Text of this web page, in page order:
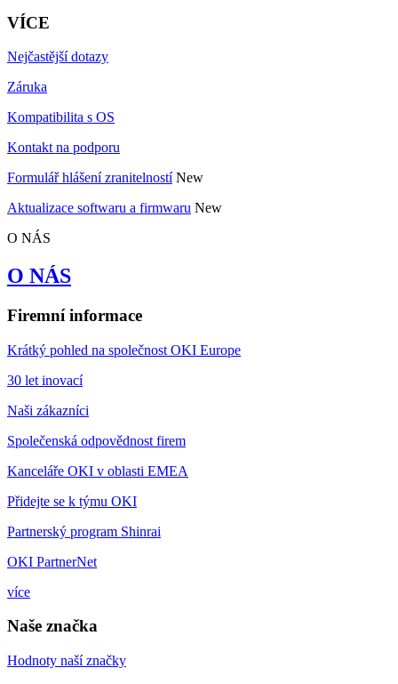
VÍCE
Nejčastější dotazy
Záruka
Kompatibilita s OS
Kontakt na podporu
Formulář hlášení zranitelností New
Aktualizace softwaru a firmwaru New
O NÁS
O NÁS
Firemní informace
Krátký pohled na společnost OKI Europe
30 let inovací
Naši zákazníci
Společenská odpovědnost firem
Kanceláře OKI v oblasti EMEA
Přidejte se k týmu OKI
Partnerský program Shinrai
OKI PartnerNet
více
Naše značka
Hodnoty naší značky